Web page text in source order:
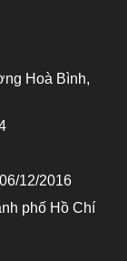
Hoà Bình,
12/2016
phố Hồ Chí